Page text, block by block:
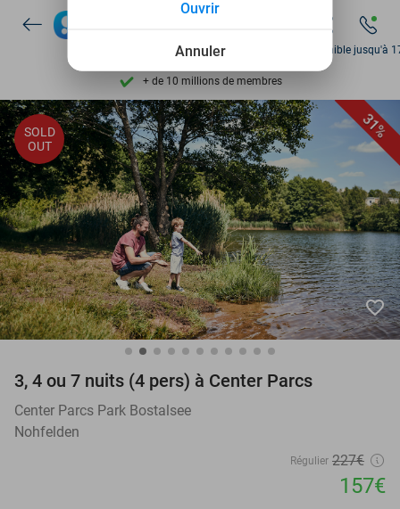
Découvrez + de 15.000 deals
Disponible 7 jours par semaine
+ de 10 millions de membres
9,4 basé sur206 265 avis
Découvrez + de 15.000 deals
Disponible 7 jours par semaine
+ de 10 millions de membres
Disponible jusqu'à
31%
SOLD
OUT
favorite_border
3, 4 ou 7 nuits (4 pers) à Center Parcs
Center Parcs Park Bostalsee
Nohfelden
Régulier 227€
157€
Annuler
Ouvrir